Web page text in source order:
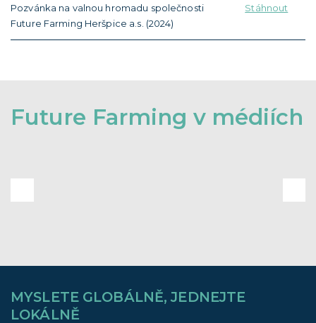
Pozvánka na valnou hromadu společnosti
Future Farming Heršpice a.s. (2024)
Stáhnout
Future Farming v médiích
MYSLETE GLOBÁLNĚ, JEDNEJTE
LOKÁLNĚ